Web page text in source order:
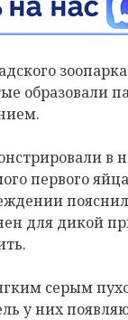
образовали
в
первого
для дикой
серым
у них